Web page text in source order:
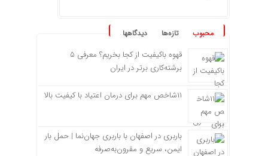
محبوب تازه‌ها دیدگاهها
قهوه باکیفیت از کجا بخریم؟ معرفی ۵
برشته‌کاری برتر در ایران
۱۱شاخص مهم برای درمان اعتیاد با کیفیت بالا
باربری در اصفهان با باربری جهان‌نما | حمل بار
ایمن، سریع و مقرون‌به‌صرفه